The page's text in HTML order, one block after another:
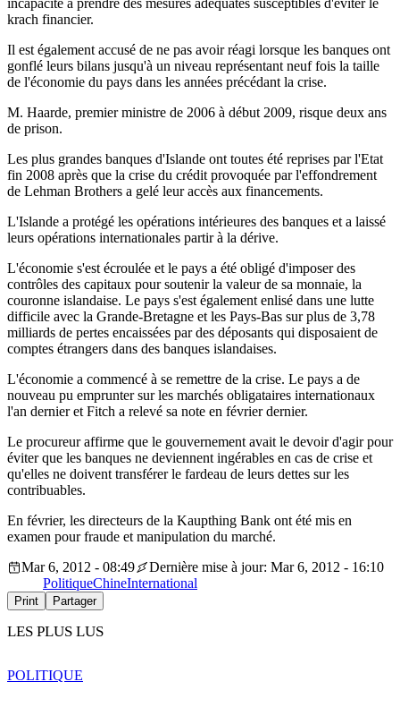
incapacité à prendre des mesures adéquates susceptibles d'éviter le
krach financier.
Il est également accusé de ne pas avoir réagi lorsque les banques ont
gonflé leurs bilans jusqu'à un niveau représentant neuf fois la taille
de l'économie du pays dans les années précédant la crise.
M. Haarde, premier ministre de 2006 à début 2009, risque deux ans
de prison.
Les plus grandes banques d'Islande ont toutes été reprises par l'Etat
fin 2008 après que la crise du crédit provoquée par l'effondrement
de Lehman Brothers a gelé leur accès aux financements.
L'Islande a protégé les opérations intérieures des banques et a laissé
leurs opérations internationales partir à la dérive.
L'économie s'est écroulée et le pays a été obligé d'imposer des
contrôles des capitaux pour soutenir la valeur de sa monnaie, la
couronne islandaise. Le pays s'est également enlisé dans une lutte
difficile avec la Grande-Bretagne et les Pays-Bas sur plus de 3,78
milliards de pertes encaissées par des déposants qui disposaient de
comptes étrangers dans des banques islandaises.
L'économie a commencé à se remettre de la crise. Le pays a de
nouveau pu emprunter sur les marchés obligataires internationaux
l'an dernier et Fitch a relevé sa note en février dernier.
Le procureur affirme que le gouvernement avait le devoir d'agir pour
éviter que les banques ne deviennent ingérables en cas de crise et
qu'elles ne doivent transférer le fardeau de leurs dettes sur les
contribuables.
En février, les directeurs de la Kaupthing Bank ont été mis en
examen pour fraude et manipulation du marché.
Mar 6, 2012 - 08:49
Dernière mise à jour: Mar 6, 2012 - 16:10
PolitiqueChineInternational
Print Partager
LES PLUS LUS
POLITIQUE